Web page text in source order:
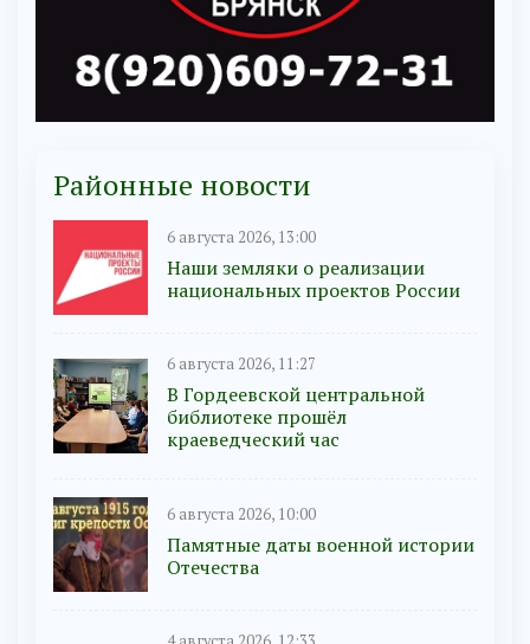
Районные новости
6 августа 2026, 13:00
Наши земляки о реализации
национальных проектов России
6 августа 2026, 11:27
В Гордеевской центральной
библиотеке прошёл
краеведческий час
6 августа 2026, 10:00
Памятные даты военной истории
Отечества